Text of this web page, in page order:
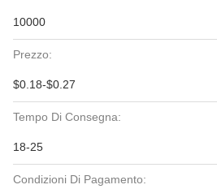
10000
Prezzo:
$0.18-$0.27
Tempo Di Consegna:
18-25
Condizioni Di Pagamento: